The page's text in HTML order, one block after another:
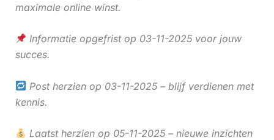
maximale online winst.
Informatie opgefrist op 03-11-2025 voor jouw
succes.
Post herzien op 03-11-2025 – blijf verdienen met
kennis.
Laatst herzien op 05-11-2025 – nieuwe inzichten